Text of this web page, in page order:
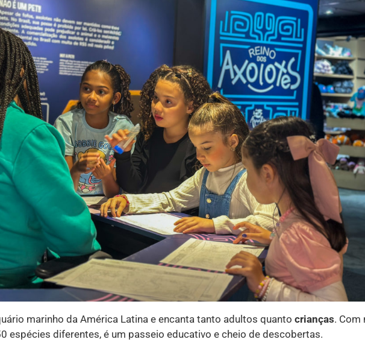
marinho da América Latina e encanta tanto adultos quanto crianças. Com
espécies diferentes, é um passeio educativo e cheio de descobertas.